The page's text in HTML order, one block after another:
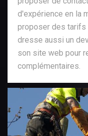
d'expérience en la
proposer des
dresse aussi un
son site web pour
complémentaires.